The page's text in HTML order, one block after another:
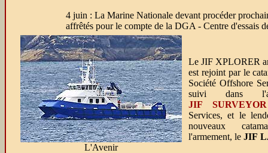
4 juin : La Marine Nationale devant procéder
affrêtés pour le compte de la DGA - Centre d'essais
L'Avenir
Le JIF XPLORER
est rejoint par le
Société Offshore
suivi dans
JIF SURVEYOR
Services, et le
nouveaux
l'armement, le JIF